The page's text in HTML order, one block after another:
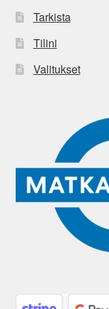
Tarkista
Tilini
Valitukset